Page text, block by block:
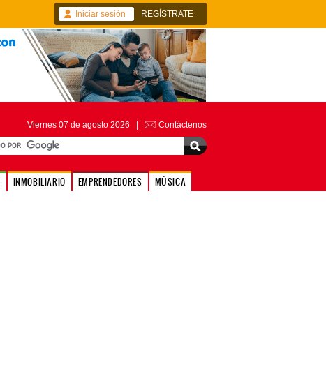
Iniciar sesión REGÍSTRATE
Viernes 07 de agosto 2026 | Contáctenos
INMOBILIARIO EMPRENDEDORES MÚSICA